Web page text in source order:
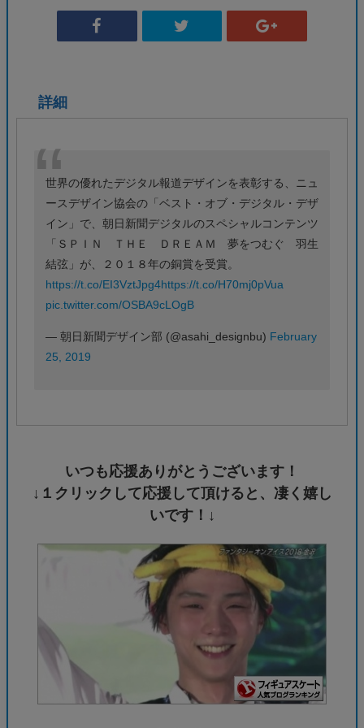
詳細
世界の優れたデジタル報道デザインを表彰する、ニュ
ースデザイン協会の「ベスト・オブ・デジタル・デザ
イン」で、朝日新聞デジタルのスペシャルコンテンツ
「ＳＰＩＮ ＴＨＥ ＤＲＥＡＭ 夢をつむぐ 羽生
結弦」が、２０１８年の銅賞を受賞。
https://t.co/EI3VztJpg4https://t.co/H70mj0pVua
pic.twitter.com/OSBA9cLOgB
— 朝日新聞デザイン部 (@asahi_designbu) February
25, 2019
いつも応援ありがとうございます！
↓１クリックして応援して頂けると、凄く嬉し
いです！↓